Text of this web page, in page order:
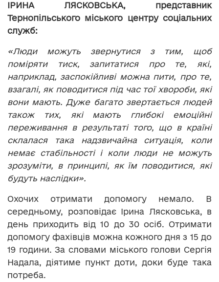
ІРИНА ЛЯСКОВСЬКА, представник
Тернопільського міського центру соціальних
служб:
«Люди можуть звернутися з тим, щоб
поміряти тиск, запитатися про те, які,
наприклад, заспокійливі можна пити, про те,
взагалі, як поводитися під час тої хвороби, які
вони мають. Дуже багато звертається людей
також тих, які мають глибокі емоційні
переживання в результаті того, що в країні
склалася така надзвичайна ситуація, коли
немає стабільності і коли люди не можуть
зрозуміти, в принципі, як їм поводитися, які
будуть наслідки».
Охочих отримати допомогу немало. В
середньому, розповідає Ірина Лясковська, в
день приходить від 10 до 30 осіб. Отримати
допомогу фахівців можна кожного дня з 15 до
19 години. За словами міського голови Сергія
Надала, діятиме пункт доти, доки буде така
потреба.